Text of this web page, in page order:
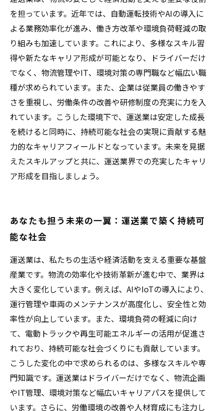
を担っています。近年では、自動運転技術やAIの導入に
よる業務効率化が進み、働き方改革や環境負荷軽減の取
り組みも加速しています。これにより、多様なスキル習
得や新たなキャリア形成が可能となり、ドライバーだけ
でなく、物流管理やIT、環境対策の専門職など幅広い職
種が求められています。また、企業は従業員の働きやす
さを重視し、労働条件の改善や研修制度の充実に力を入
れています。こうした環境下で、運送業は安定した成長
を続けると同時に、持続可能な社会の実現に貢献する魅
力的なキャリアフィールドとなっています。未来を見据
えたスキルアップと共に、運送業界での充実したキャリ
ア形成を目指しましょう。
あなたも担う未来の一翼：運送業で築く持続可
能な社会
運送業は、私たちの生活や経済活動を支える重要な基盤
産業です。物流の効率化や技術革新が進む中で、業界は
大きく変化しています。例えば、AIやIoTの導入により、
運行管理や車両のメンテナンスが高度化し、安全性と効
率性が向上しています。また、環境負荷の軽減に向け
て、電動トラックや再生可能エネルギーの活用が促進さ
れており、持続可能な社会づくりにも貢献しています。
こうした変化の中で求められるのは、多様なスキルや専
門知識です。運送業はドライバーだけでなく、物流企画
やIT管理、環境対策など幅広いキャリアパスを提供して
います。さらに、労働環境の改善や人材育成にも注力し